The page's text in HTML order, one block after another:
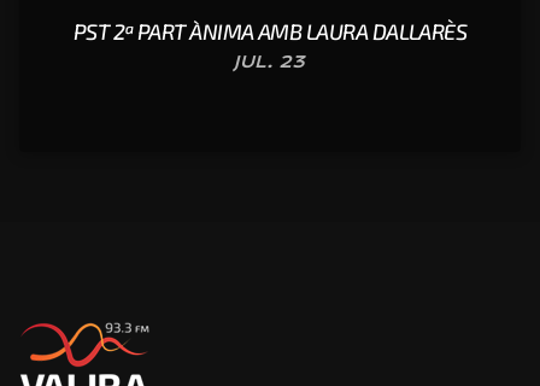
PST 2ª PART ÀNIMA AMB LAURA DALLARÈS
JUL. 23